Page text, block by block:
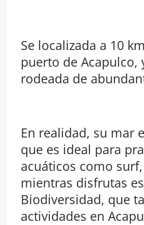
Se localizada a 10
puerto de Acapulco,
rodeada de
En realidad, su mar
que es ideal para
acuáticos como
mientras disfrutas
Biodiversidad, que
actividades en